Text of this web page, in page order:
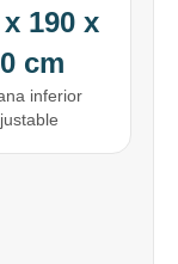
x 190 x
cm
inferior
de pago
disponible